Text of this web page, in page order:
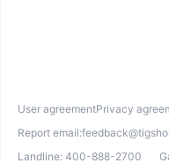
User agreementPrivacy
Report email:
Landline: 400-888-2700